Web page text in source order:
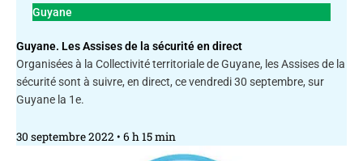
Guyane
Guyane. Les Assises de la sécurité en direct
Organisées à la Collectivité territoriale de Guyane, les Assises de la
sécurité sont à suivre, en direct, ce vendredi 30 septembre, sur
Guyane la 1e.
30 septembre 2022 6 h 15 min